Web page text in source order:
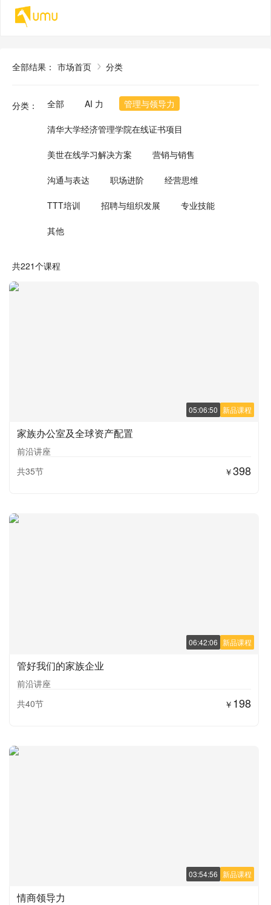
全部结果 ： 市场首页 分类
分类 ： 全部 AI 力 管理与领导力
清华大学经济管理学院在线证书项目
美世在线学习解决方案 营销与销售
沟通与表达 职场进阶 经营思维
TTT培训 招聘与组织发展 专业技能
其他
共221个课程
新品课程
05:06:50
家族办公室及全球资产配置
前沿讲座
共35节
￥398
新品课程
06:42:06
管好我们的家族企业
前沿讲座
共40节
￥ 198
新品课程
03:54:56
情商领导力